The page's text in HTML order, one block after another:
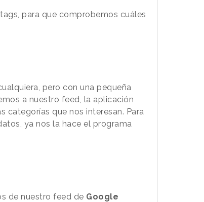
para que comprobemos cuáles
pero con una pequeña
a nuestro feed, la aplicación
categorías que nos interesan. Para
ya nos la hace el programa
de nuestro feed de Google